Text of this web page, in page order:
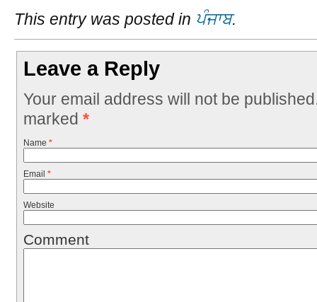
This entry was posted in ਪੰਜਾਬ.
Leave a Reply
Your email address will not be
marked *
Name *
Email *
Website
Comment